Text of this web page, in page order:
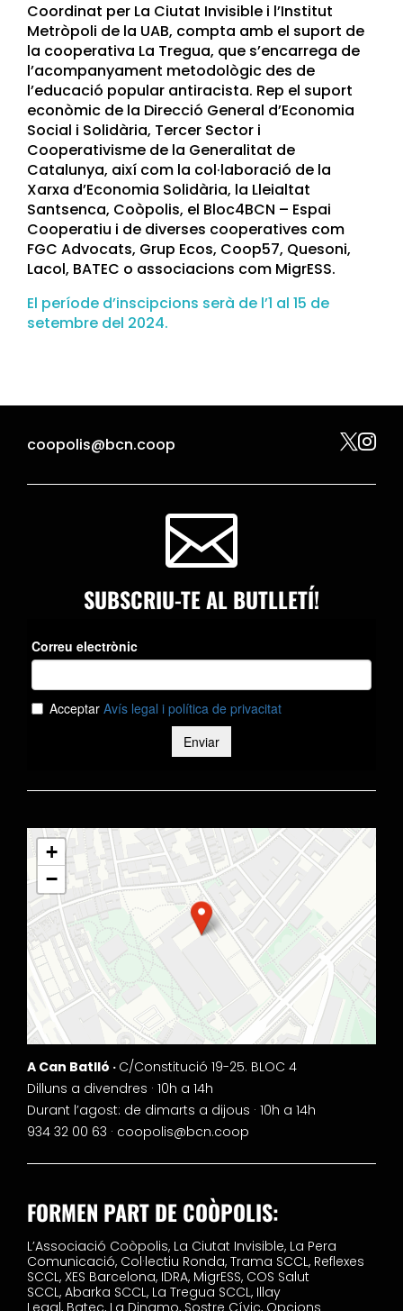
Coordinat per La Ciutat Invisible i l’Institut
Metròpoli de la UAB, compta amb el suport de
la cooperativa La Tregua, que s’encarrega de
l’acompanyament metodològic des de
l’educació popular antiracista. Rep el suport
econòmic de la Direcció General d’Economia
Social i Solidària, Tercer Sector i
Cooperativisme de la Generalitat de
Catalunya, així com la col·laboració de la
Xarxa d’Economia Solidària, la Lleialtat
Santsenca, Coòpolis, el Bloc4BCN – Espai
Cooperatiu i de diverses cooperatives com
FGC Advocats, Grup Ecos, Coop57, Quesoni,
Lacol, BATEC o associacions com MigrESS.
El període d’inscipcions serà de l’1 al 15 de
setembre del 2024.
coopolis@bcn.coop 
+
−
A Can Batlló · C/Constitució 19-25. BLOC 4
Dilluns a divendres · 10h a 14h
Durant l’agost: de dimarts a dijous · 10h a 14h
934 32 00 63 · coopolis@bcn.coop

SUBSCRIU-TE AL BUTLLETÍ!
FORMEN PART DE COÒPOLIS:
L’Associació Coòpolis, La Ciutat Invisible, La Pera
Comunicació, Col·lectiu Ronda, Trama SCCL, Reflexes
SCCL, XES Barcelona, IDRA, MigrESS, COS Salut
SCCL, Abarka SCCL, La Tregua SCCL, Illay